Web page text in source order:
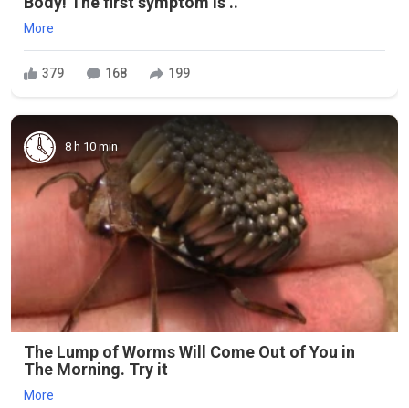
More
379 168 199
8 h 10 min
The Lump of Worms Will Come Out of You in
The Morning. Try it
More